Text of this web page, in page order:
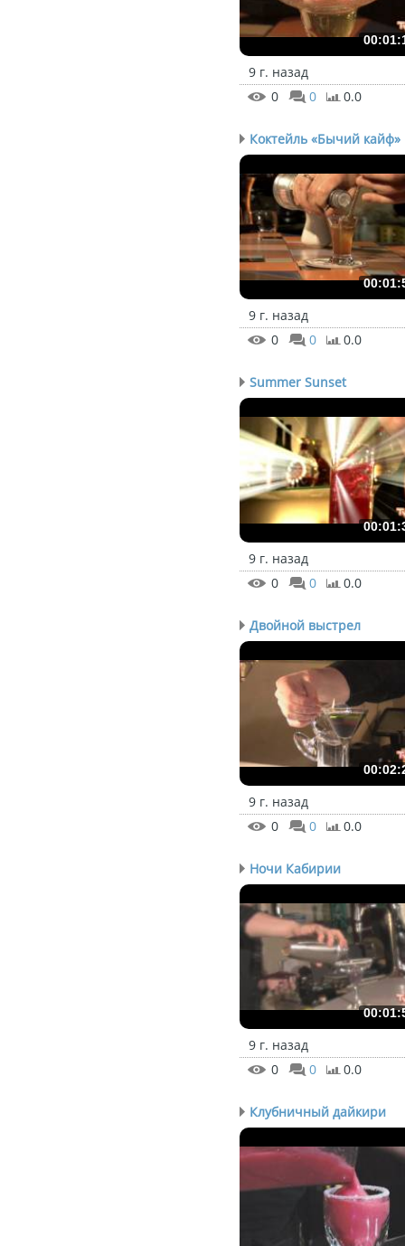
9 г. назад
0
0 0.0
Коктейль «Бычий кайф»
9 г. назад
0
0 0.0
Summer Sunset
9 г. назад
0
0 0.0
Двойной выстрел
9 г. назад
0
0 0.0
Ночи Кабирии
9 г. назад
0
0 0.0
Клубничный дайкири